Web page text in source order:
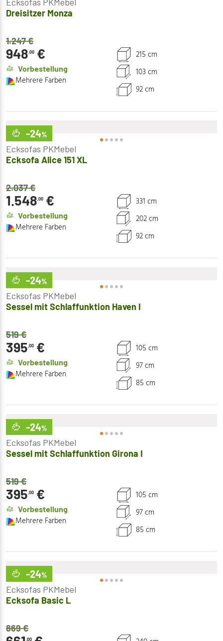
Ecksofas PKMebel
Dreisitzer Monza
1.247€
948,00 €
Vorbestellung
Mehrere Farben
215 cm
103 cm
92 cm
-24%
Ecksofas PKMebel
Ecksofa Alice 151 XL
2.037€
1.548,00 €
Vorbestellung
Mehrere Farben
331 cm
202 cm
92 cm
-24%
Ecksofas PKMebel
Sessel mit Schlaffunktion Haven I
519€
395,00 €
Vorbestellung
Mehrere Farben
105 cm
97 cm
85 cm
-24%
Ecksofas PKMebel
Sessel mit Schlaffunktion Girona I
519€
395,00 €
Vorbestellung
Mehrere Farben
105 cm
97 cm
85 cm
-24%
Ecksofas PKMebel
Ecksofa Basic L
869€
,00